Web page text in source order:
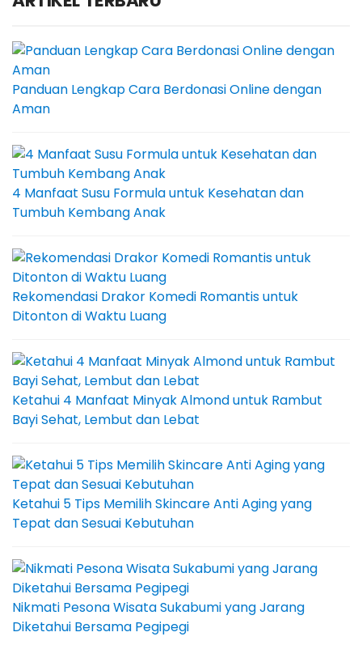
Panduan Lengkap Cara Berdonasi Online dengan
Aman
4 Manfaat Susu Formula untuk Kesehatan dan
Tumbuh Kembang Anak
Rekomendasi Drakor Komedi Romantis untuk
Ditonton di Waktu Luang
Ketahui 4 Manfaat Minyak Almond untuk Rambut
Bayi Sehat, Lembut dan Lebat
Ketahui 5 Tips Memilih Skincare Anti Aging yang
Tepat dan Sesuai Kebutuhan
Nikmati Pesona Wisata Sukabumi yang Jarang
Diketahui Bersama Pegipegi